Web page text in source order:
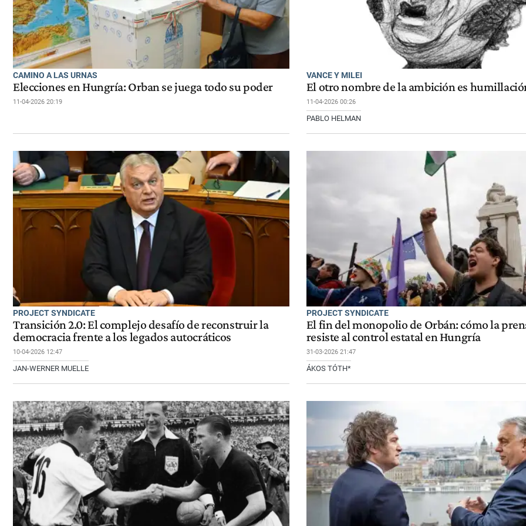
CAMINO A LAS URNAS
Elecciones en Hungría: Orban se juega todo su poder
11-04-2026 20:19
VANCE Y MILEI
El otro nombre de la ambición es
11-04-2026 00:26
PABLO HELMAN
PROJECT SYNDICATE
Transición 2.0: El complejo desafío de reconstruir la
democracia frente a los legados autocráticos
10-04-2026 12:47
JAN-WERNER MUELLE
PROJECT SYNDICATE
El fin del monopolio de Orbán: cómo la
resiste al control estatal en Hungría
31-03-2026 21:47
ÁKOS TÓTH*